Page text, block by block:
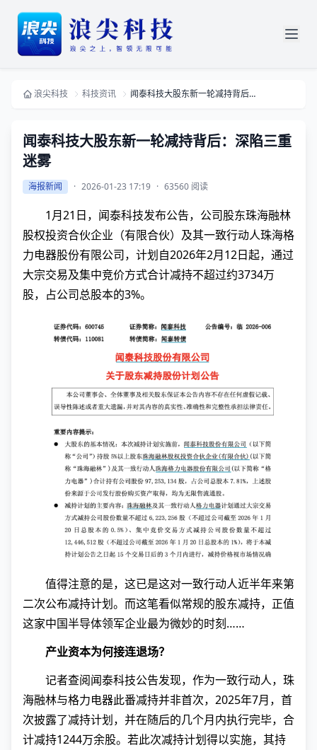
浪尖科技 科技资讯 闻泰科技大股东新一轮减持背后：深陷三重迷雾
闻泰科技大股东新一轮减持背后：深陷三重
迷雾
海报新闻 · 2026-01-23 17:19 · 63560 阅读
1月21日，闻泰科技发布公告，公司股东珠海融林
股权投资合伙企业（有限合伙）及其一致行动人珠海格
力电器股份有限公司，计划自2026年2月12日起，通过
大宗交易及集中竞价方式合计减持不超过约3734万
股，占公司总股本的3%。
值得注意的是，这已是这对一致行动人近半年来第
二次公布减持计划。而这笔看似常规的股东减持，正值
这家中国半导体领军企业最为微妙的时刻……
产业资本为何接连退场？
记者查阅闻泰科技公告发现，作为一致行动人，珠
海融林与格力电器此番减持并非首次，2025年7月，首
次披露了减持计划，并在随后的几个月内执行完毕，合
计减持1244万余股。若此次减持计划得以实施，其持